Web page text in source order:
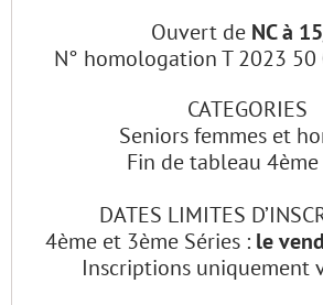
Ouvert de NC à
N° homologation T 2023
CATEGORIES
Seniors femmes et
Fin de tableau 4ème
DATES LIMITES
4ème et 3ème Séries : le
Inscriptions uniquement